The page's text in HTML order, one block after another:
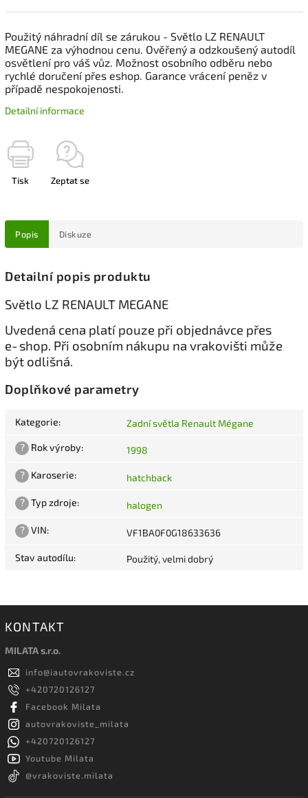
Použitý náhradní díl se zárukou - Světlo LZ RENAULT
MEGANE za výhodnou cenu. Ověřený a odzkoušený autodíl
osvětlení pro váš vůz. Možnost osobního odběru nebo
rychlé doručení přes eshop. Garance vrácení peněz v
případě nespokojenosti.
Detailní informace
Tisk Zeptat se
Popis Diskuze
Detailní popis produktu
Světlo LZ RENAULT MEGANE
Uvedená cena platí pouze při objednávce přes
e‑shop. Při osobním nákupu na vrakovišti může
být odlišná.
Doplňkové parametry
Kategorie: Zadní světla Renault Mégane
? Rok výroby: 1998
? Karoserie: hatchback
? Typ zdroje: halogen
? VIN: VF1BA0F0G18633636
Stav autodílu: Použitý, velmi dobrý
KONTAKT
MILATA s.r.o.
info@iautovrakoviste.cz
+420720126127
Facebook Milata
autovrakoviste_milata
+420720126127
Youtube Milata
@vrakoviste.milata